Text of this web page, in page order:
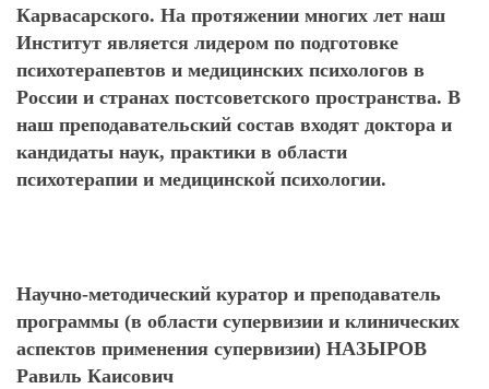
Карвасарского. На протяжении многих лет наш
Институт является лидером по подготовке
психотерапевтов и медицинских психологов в
России и странах постсоветского пространства. В
наш преподавательский состав входят доктора и
кандидаты наук, практики в области
психотерапии и медицинской психологии.
Научно-методический куратор и преподаватель
программы (в области супервизии и клинических
аспектов применения супервизии) НАЗЫРОВ
Равиль Каисович